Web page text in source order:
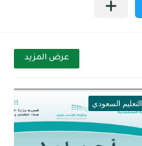
عرض المزيد
التعليم السعودي